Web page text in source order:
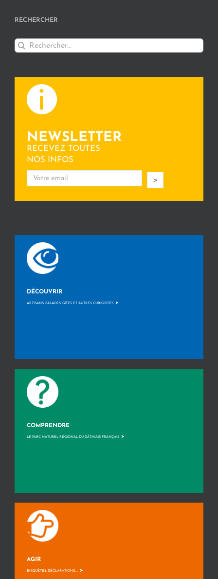
RECHERCHER
Rechercher:
NEWSLETTER
RECEVEZ TOUTES
NOS INFOS
>
DÉCOUVRIR
ARTISANS, BALADES, GÎTES ET AUTRES CURIOSITÉS >
COMPRENDRE
LE PARC NATUREL RÉGIONAL DU GÂTINAIS FRANÇAIS >
AGIR
ENQUÊTES, DÉCLARATIONS, ... >